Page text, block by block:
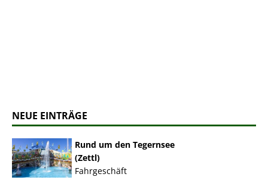
NEUE EINTRÄGE
Rund um den Tegernsee
(Zettl)
Fahrgeschäft